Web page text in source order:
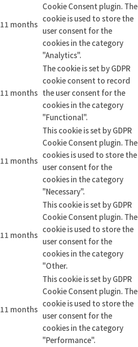
11 months
Cookie Consent plugin. The
cookie is used to store the
user consent for the
cookies in the category
"Analytics".
11 months
The cookie is set by GDPR
cookie consent to record
the user consent for the
cookies in the category
"Functional".
11 months
This cookie is set by GDPR
Cookie Consent plugin. The
cookies is used to store the
user consent for the
cookies in the category
"Necessary".
11 months
This cookie is set by GDPR
Cookie Consent plugin. The
cookie is used to store the
user consent for the
cookies in the category
"Other.
11 months
This cookie is set by GDPR
Cookie Consent plugin. The
cookie is used to store the
user consent for the
cookies in the category
"Performance".